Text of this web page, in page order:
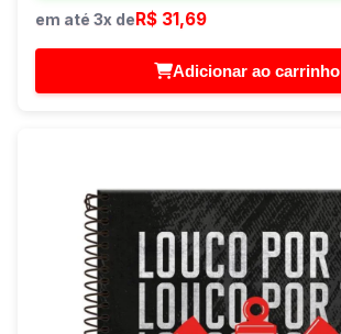
em até 3x de R$ 31,69
Adicionar ao carrinho